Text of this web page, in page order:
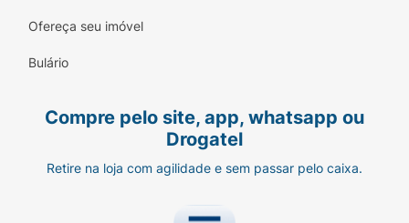
Ofereça seu imóvel
Bulário
Compre pelo site, app, whatsapp ou
Drogatel
Retire na loja com agilidade e sem passar pelo caixa.